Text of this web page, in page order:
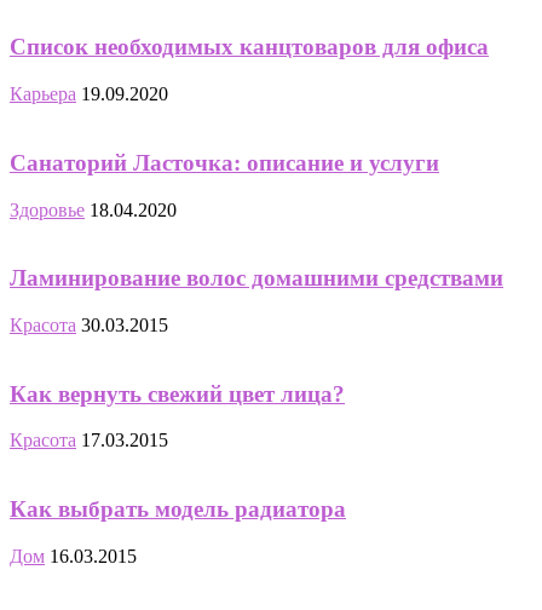
Список необходимых канцтоваров для офиса
Карьера 19.09.2020
Санаторий Ласточка: описание и услуги
Здоровье 18.04.2020
Ламинирование волос домашними средствами
Красота 30.03.2015
Как вернуть свежий цвет лица?
Красота 17.03.2015
Как выбрать модель радиатора
Дом 16.03.2015